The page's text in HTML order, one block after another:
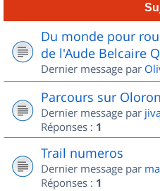
Du monde pour
de l'Aude Belcaire
Dernier message par
Parcours sur
Dernier message par
Réponses : 1
Trail numeros
Dernier message par
Réponses : 1